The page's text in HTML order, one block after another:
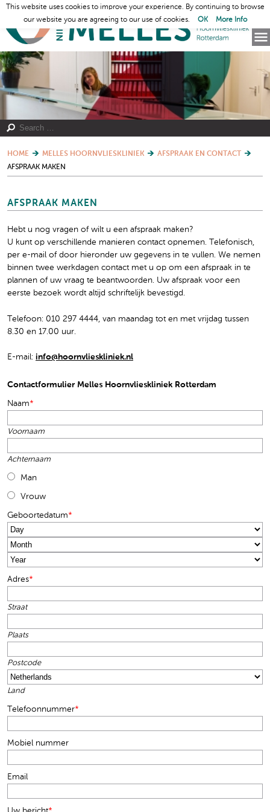
HOME MELLES HOORNVLIESKLINIEK
AFSPRAAK EN CONTACT
AFSPRAAK MAKEN
AFSPRAAK MAKEN
Hebt u nog vragen of wilt u een afspraak maken?
U kunt op verschillende manieren contact opnemen. Telefonisch,
per e-mail of door hieronder uw gegevens in te vullen. We nemen
binnen twee werkdagen contact met u op om een afspraak in te
plannen of uw vraag te beantwoorden. Uw afspraak voor een
eerste bezoek wordt altijd schriftelijk bevestigd.
Telefoon: 010 297 4444, van maandag tot en met vrijdag tussen
8.30 en 17.00 uur.
E-mail: info@hoornvlieskliniek.nl
Contactformulier Melles Hoornvlieskliniek Rotterdam
Naam*
Voornaam
Achternaam
Man
Vrouw
Geboortedatum*
Day
Month
Year
Adres*
Straat
Plaats
Postcode
Land
Telefoonnummer*
Mobiel nummer
Email
This website uses cookies to improve your experience. By continuing to browse
our website you are agreeing to our use of cookies.
OK More Info